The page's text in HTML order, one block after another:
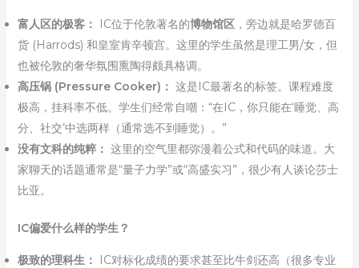
富人区的极客： IC位于伦敦著名的博物馆区，旁边就是哈罗德百
货 (Harrods) 和皇室肯辛顿宫。这里的学生虽然是理工男/女，但
也被伦敦的奢华氛围熏陶得颇具格调。
高压锅 (Pressure Cooker)： 这是IC最著名的标签。课程难度
极高，挂科率不低。学生们经常自嘲：“在IC，你只能在‘睡觉、高
分、社交’中选两样（通常选不到睡觉）。”
没有文科的纯粹： 这里的空气里都弥漫着公式和代码的味道。大
家聊天的话题通常是“量子力学”或“高盛实习”，很少有人谈论莎士
比亚。
IC偏爱什么样的学生？
极致的理科生：
IC对标化成绩的要求甚至比牛剑还高（很多专业